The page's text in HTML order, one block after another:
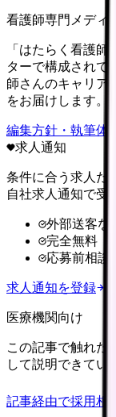
看護師専門メディア
「はたらく看護
ターで構成されて
師さんのキャリア
をお届けします。
編集方針・執筆体
求人通知
条件に合う求人だけ
自社求人通知で受
外部送客なし
完全無料
応募前相談
求人通知を登録
医療機関向け
この記事で触れた
して説明できてい
記事経由で採用相談